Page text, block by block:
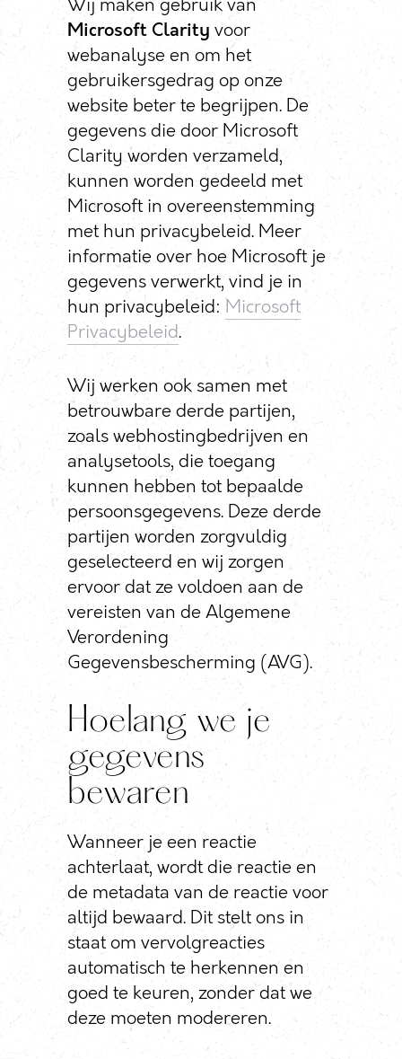
Wij maken gebruik van
Microsoft Clarity voor
webanalyse en om het
gebruikersgedrag op onze
website beter te begrijpen. De
gegevens die door Microsoft
Clarity worden verzameld,
kunnen worden gedeeld met
Microsoft in overeenstemming
met hun privacybeleid. Meer
informatie over hoe Microsoft je
gegevens verwerkt, vind je in
hun privacybeleid: Microsoft
Privacybeleid.
Wij werken ook samen met
betrouwbare derde partijen,
zoals webhostingbedrijven en
analysetools, die toegang
kunnen hebben tot bepaalde
persoonsgegevens. Deze derde
partijen worden zorgvuldig
geselecteerd en wij zorgen
ervoor dat ze voldoen aan de
vereisten van de Algemene
Verordening
Gegevensbescherming (AVG).
Hoelang we je
gegevens
bewaren
Wanneer je een reactie
achterlaat, wordt die reactie en
de metadata van de reactie voor
altijd bewaard. Dit stelt ons in
staat om vervolgreacties
automatisch te herkennen en
goed te keuren, zonder dat we
deze moeten modereren.